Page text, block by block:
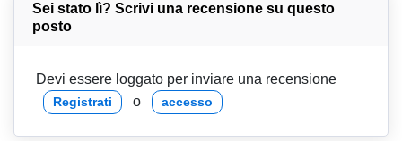
Sei stato lì? Scrivi una recensione su questo
posto
Devi essere loggato per inviare una recensione
Registrati o accesso